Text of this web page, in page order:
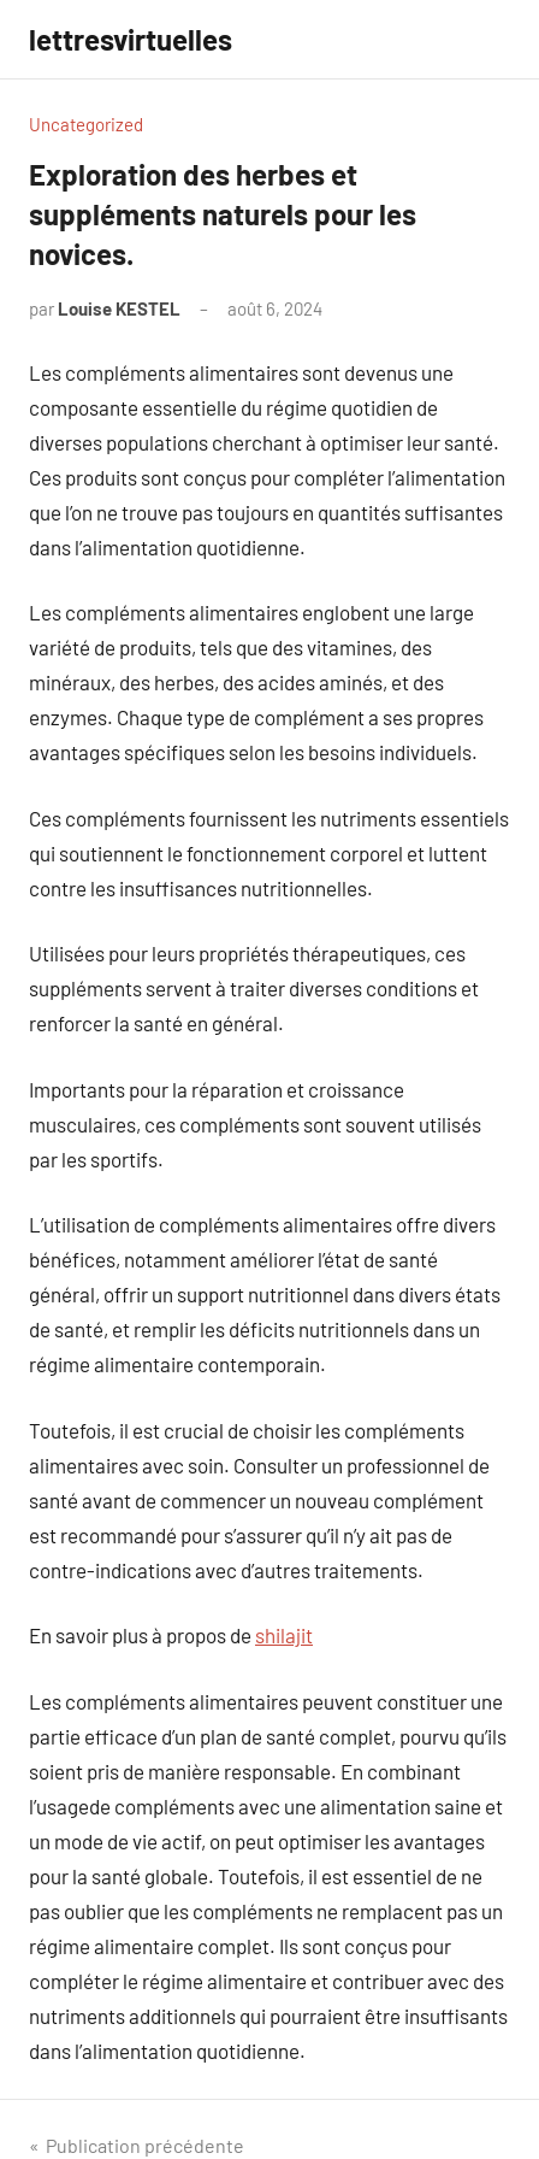
contenu
lettresvirtuelles
Uncategorized
Exploration des herbes et
suppléments naturels pour les
novices.
par Louise KESTEL août 6, 2024
Les compléments alimentaires sont devenus une
composante essentielle du régime quotidien de
diverses populations cherchant à optimiser leur santé.
Ces produits sont conçus pour compléter l’alimentation
que l’on ne trouve pas toujours en quantités suffisantes
dans l’alimentation quotidienne.
Les compléments alimentaires englobent une large
variété de produits, tels que des vitamines, des
minéraux, des herbes, des acides aminés, et des
enzymes. Chaque type de complément a ses propres
avantages spécifiques selon les besoins individuels.
Ces compléments fournissent les nutriments essentiels
qui soutiennent le fonctionnement corporel et luttent
contre les insuffisances nutritionnelles.
Utilisées pour leurs propriétés thérapeutiques, ces
suppléments servent à traiter diverses conditions et
renforcer la santé en général.
Importants pour la réparation et croissance
musculaires, ces compléments sont souvent utilisés
par les sportifs.
L’utilisation de compléments alimentaires offre divers
bénéfices, notamment améliorer l’état de santé
général, offrir un support nutritionnel dans divers états
de santé, et remplir les déficits nutritionnels dans un
régime alimentaire contemporain.
Toutefois, il est crucial de choisir les compléments
alimentaires avec soin. Consulter un professionnel de
santé avant de commencer un nouveau complément
est recommandé pour s’assurer qu’il n’y ait pas de
contre-indications avec d’autres traitements.
En savoir plus à propos de shilajit
Les compléments alimentaires peuvent constituer une
partie efficace d’un plan de santé complet, pourvu qu’ils
soient pris de manière responsable. En combinant
l’usagede compléments avec une alimentation saine et
un mode de vie actif, on peut optimiser les avantages
pour la santé globale. Toutefois, il est essentiel de ne
pas oublier que les compléments ne remplacent pas un
régime alimentaire complet. Ils sont conçus pour
compléter le régime alimentaire et contribuer avec des
nutriments additionnels qui pourraient être insuffisants
dans l’alimentation quotidienne.
Navigation
Publication précédente